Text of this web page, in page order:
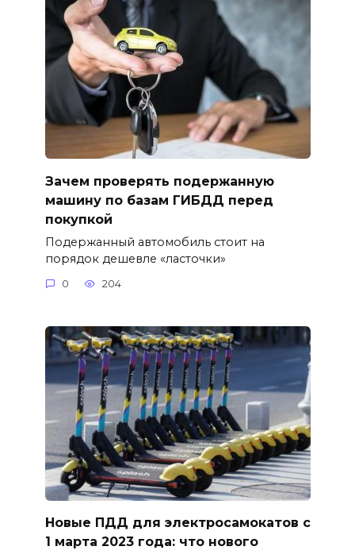
Зачем проверять подержанную
машину по базам ГИБДД перед
покупкой
Подержанный автомобиль стоит на
порядок дешевле «ласточки»
0 204
Новые ПДД для электросамокатов с
1 марта 2023 года: что нового